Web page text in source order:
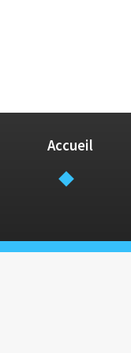
Accueil